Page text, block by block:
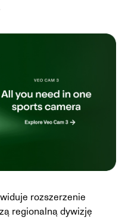
rozszerzenie
regionalną dywizję